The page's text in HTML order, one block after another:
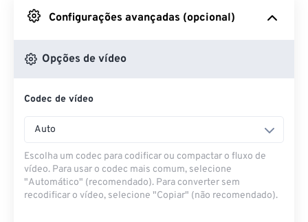
Do Google Drive
Do OneDrive
Configurações avançadas (opcional)
Opções de vídeo
Codec de vídeo
Auto
Escolha um codec para codificar ou compactar o fluxo de
vídeo. Para usar o codec mais comum, selecione
"Automático" (recomendado). Para converter sem
recodificar o vídeo, selecione "Copiar" (não recomendado).